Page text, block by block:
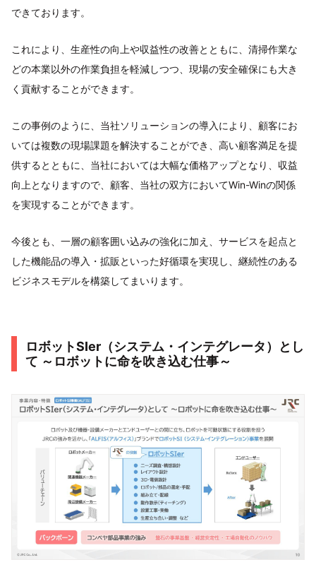
できております。
これにより、生産性の向上や収益性の改善とともに、清掃作業な
どの本業以外の作業負担を軽減しつつ、現場の安全確保にも大き
く貢献することができます。
この事例のように、当社ソリューションの導入により、顧客にお
いては複数の現場課題を解決することができ、高い顧客満足を提
供するとともに、当社においては大幅な価格アップとなり、収益
向上となりますので、顧客、当社の双方においてWin-Winの関係
を実現することができます。
今後とも、一層の顧客囲い込みの強化に加え、サービスを起点と
した機能品の導入・拡販といった好循環を実現し、継続性のある
ビジネスモデルを構築してまいります。
ロボットSIer（システム・インテグレータ）とし
て ～ロボットに命を吹き込む仕事～